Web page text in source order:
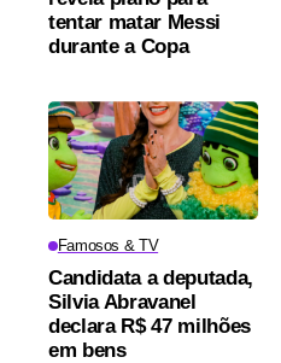
tentar matar Messi
durante a Copa
Famosos & TV
Candidata a deputada,
Silvia Abravanel
declara R$ 47 milhões
em bens